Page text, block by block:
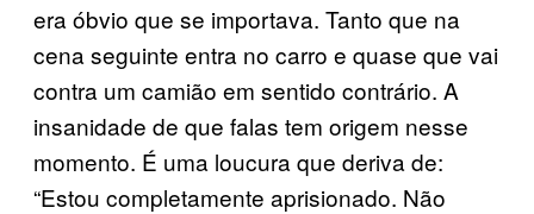
era óbvio que se importava. Tanto que na
cena seguinte entra no carro e quase que vai
contra um camião em sentido contrário. A
insanidade de que falas tem origem nesse
momento. É uma loucura que deriva de:
“Estou completamente aprisionado. Não